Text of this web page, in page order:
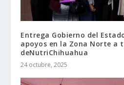
Entrega Gobierno del
apoyos en la Zona Norte a
deNutriChihuahua
24 octubre, 2025